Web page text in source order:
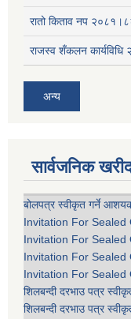
रातो किताव नप
राजस्व शँकलन कार्यविधि
अन्य
सार्वजनिक
बोलपत्र स्वीकृत गर्ने
Invitation For Sealed
Invitation For Sealed
Invitation For Sealed
Invitation For Sealed
शिलबन्दी दरभाउ पत्र
शिलबन्दी दरभाउ पत्र